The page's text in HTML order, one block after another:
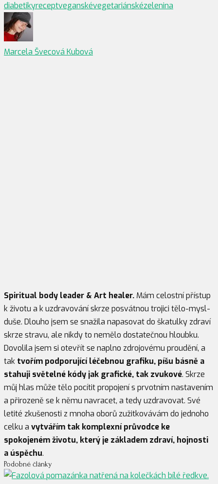
diabetikyreceptveganskévegetariánskézelenina
Marcela Švecová Kubová
Spiritual body leader & Art healer. Mám celostní přístup
k životu a k uzdravování skrze posvátnou trojici tělo-mysl-
duše. Dlouho jsem se snažila napasovat do škatulky zdraví
skrze stravu, ale nikdy to nemělo dostatečnou hloubku.
Dovolila jsem si otevřít se naplno zdrojovému proudění, a
tak tvořím podporující léčebnou grafiku, píšu básně a
stahuji světelné kódy jak grafické, tak zvukové. Skrze
můj hlas může tělo pocítit propojení s prvotním nastavením
a přirozeně se k němu navracet, a tedy uzdravovat. Své
letité zkušenosti z mnoha oborů zužitkovávám do jednoho
celku a vytvářím tak komplexní průvodce ke
spokojeném životu, který je základem zdraví, hojnosti
a úspěchu.
Podobné články